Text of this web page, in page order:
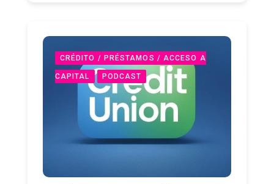
CRÉDITO / PRÉSTAMOS / ACCESO A
CAPITAL PODCAST